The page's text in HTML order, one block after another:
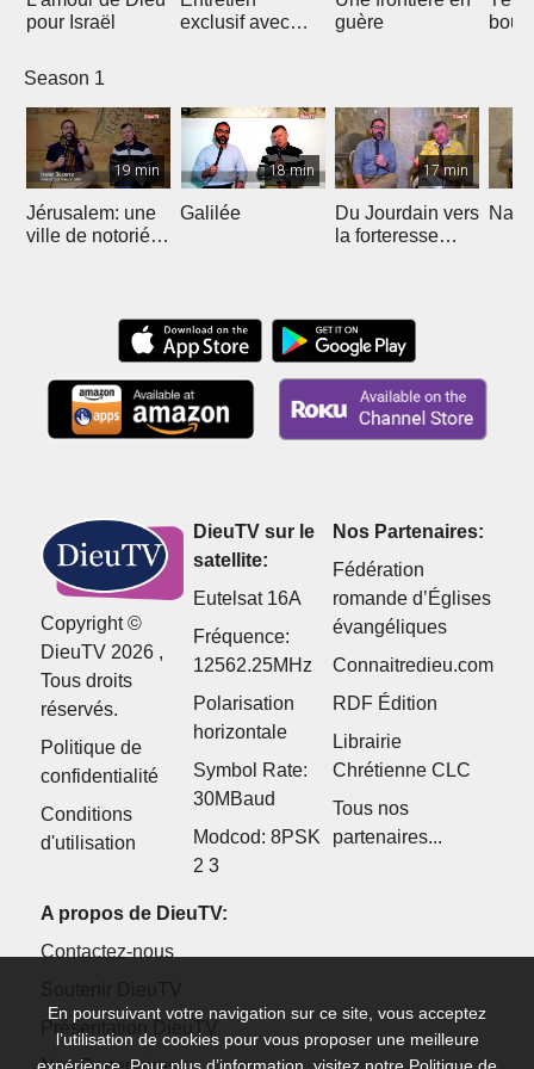
pour Israël
exclusif avec
guère
Season 1
19 min
Jérusalem: une
ville de notoriété
18 min
Galilée
17 min
Du Jourdain vers
la forteresse
Copyright ©
DieuTV 2026 ,
Tous droits
réservés.
Politique de
confidentialité
Conditions
d'utilisation
DieuTV sur le
satellite:
Eutelsat 16A
Fréquence:
12562.25MHz
Polarisation
horizontale
Symbol Rate:
30MBaud
Modcod: 8PSK
2 3
Nos Partenaires:
Fédération
romande d’Églises
évangéliques
Connaitredieu.com
RDF Édition
Librairie
Chrétienne CLC
Tous nos
partenaires...
A propos de DieuTV:
Contactez-nous
Présentation DieuTV
En poursuivant votre navigation sur ce site, vous acceptez
l’utilisation de cookies pour vous proposer une meilleure